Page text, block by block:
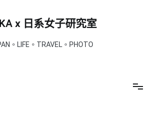
x 日系女子研究室
。LIFE。TRAVEL。PHOTO